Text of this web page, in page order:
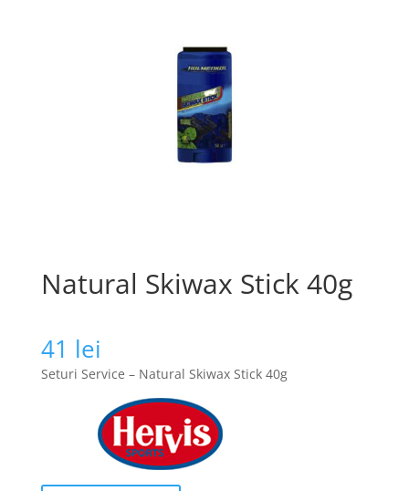
Natural Skiwax Stick 40g
41 lei
Seturi Service – Natural Skiwax Stick 40g